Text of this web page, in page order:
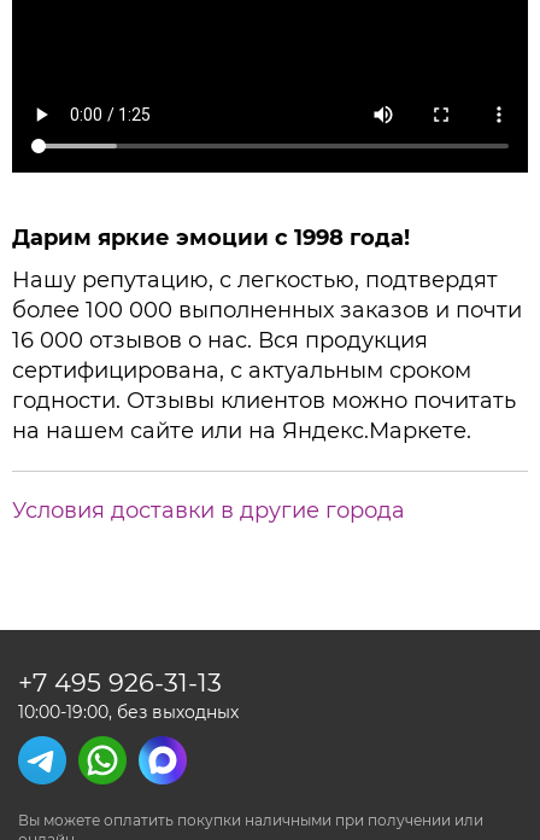
Дарим яркие эмоции с 1998 года!
Нашу репутацию, с легкостью, подтвердят
более 100 000 выполненных заказов и почти
16 000 отзывов о нас. Вся продукция
сертифицирована, с актуальным сроком
годности. Отзывы клиентов можно почитать
на нашем сайте или на Яндекс.Маркете.
Условия доставки в другие города
Вы можете оплатить покупки наличными при получении или
+7 495 926-31-13
10:00-19:00, без выходных